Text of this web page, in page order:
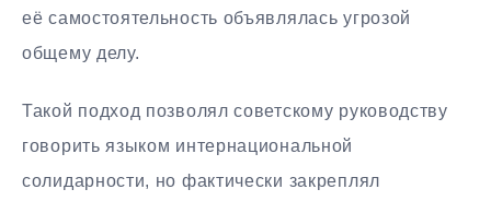
её самостоятельность объявлялась угрозой
общему делу.
Такой подход позволял советскому руководству
говорить языком интернациональной
солидарности, но фактически закреплял